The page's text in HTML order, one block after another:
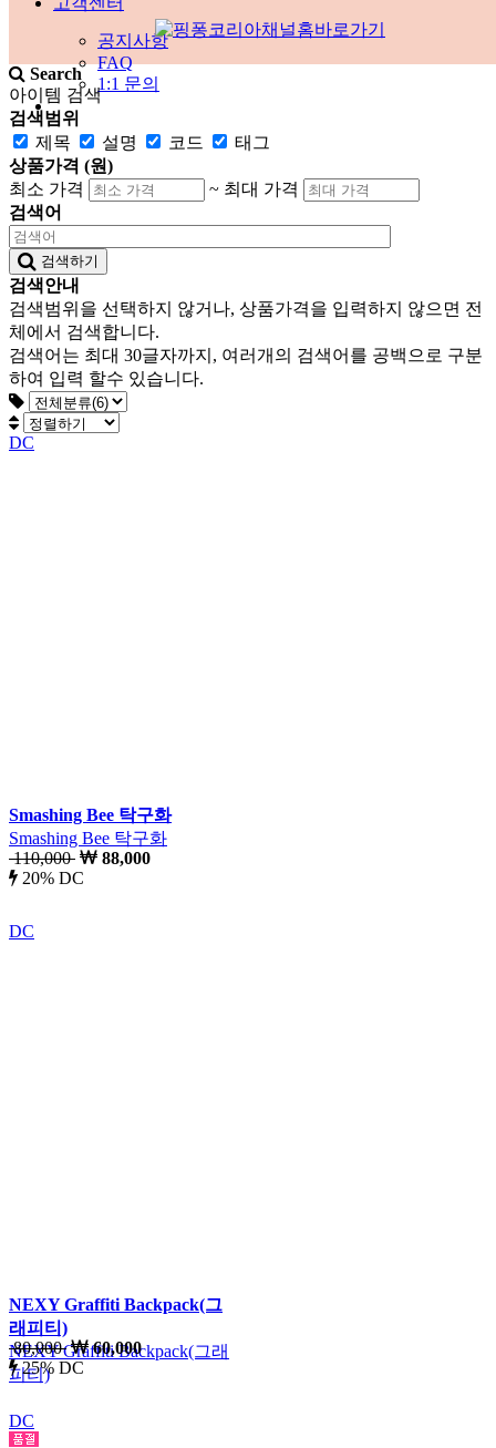
공지사항
FAQ
1:1 문의
Search
아이템 검색
검색범위
제목
설명 코드
태그
상품가격 (원)
최소 가격
~ 최대 가격
검색어
검색하기
검색안내
검색범위을 선택하지 않거나, 상품가격을 입력하지 않으면 전
체에서 검색합니다.
검색어는 최대 30글자까지, 여러개의 검색어를 공백으로 구분
하여 입력 할수 있습니다.
DC
Smashing Bee 탁구화
Smashing Bee 탁구화
110,000
88,000
20% DC
DC
NEXY Graffiti Backpack(그
래피티)
NEXY Graffiti Backpack(그래
피티)
80,000
60,000
25% DC
DC